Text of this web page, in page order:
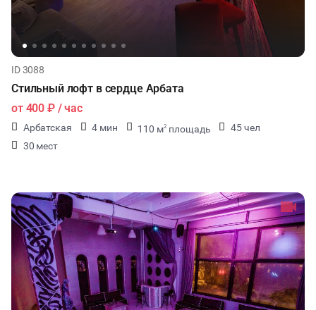
ID 3088
Стильный лофт в сердце Арбата
от 400 ₽/ час
Арбатская 4 мин 110 м2 площадь
45 чел
30 мест